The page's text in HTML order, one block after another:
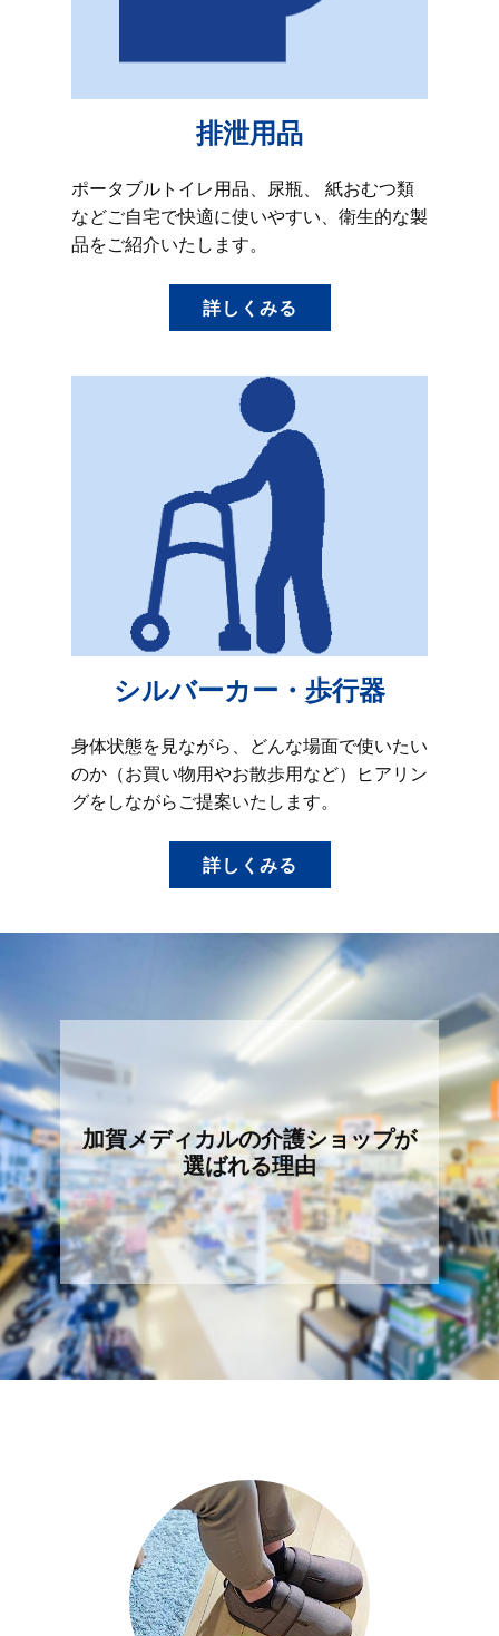
排泄用品
ポータブルトイレ用品、尿瓶、 紙おむつ類
などご自宅で快適に使いやすい、衛生的な製
品をご紹介いたします。
詳しくみる
シルバーカー・歩行器
身体状態を見ながら、どんな場面で使いたい
のか（お買い物用やお散歩用など）ヒアリン
グをしながらご提案いたします。
詳しくみる
加賀メディカルの介護ショップが
選ばれる理由